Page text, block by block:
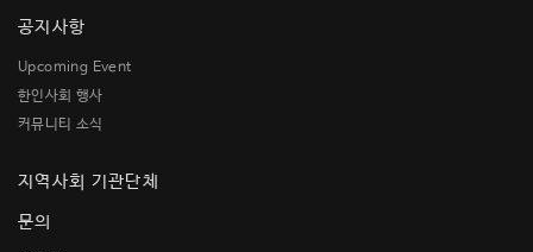
공지사항
Upcoming Event
한인사회 행사
커뮤니티 소식
지역사회 기관단체
문의